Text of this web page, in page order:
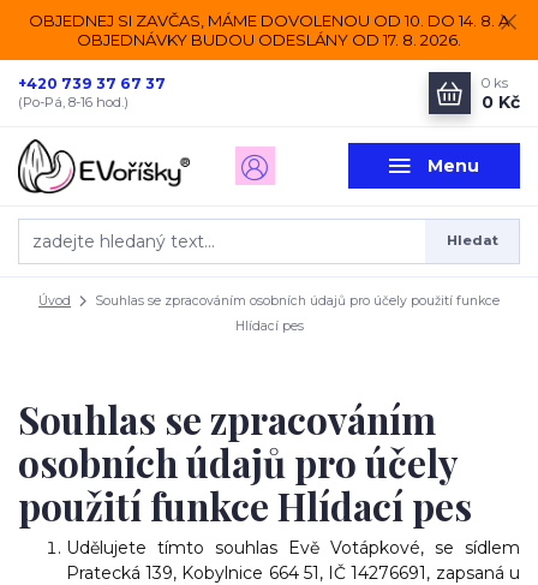
OBJEDNEJ SI ZAVČAS, MÁME DOVOLENOU OD 10. DO 14. 8. A
OBJEDNÁVKY BUDOU ODESLÁNY OD 17. 8. 2026.
Menu
Hledat
+420 739 37 67 37
(Po-Pá, 8-16 hod.)
0 ks
0 Kč
Úvod
Souhlas se zpracováním osobních údajů pro účely použití funkce
Hlídací pes
Souhlas se zpracováním
osobních údajů pro účely
použití funkce Hlídací pes
Udělujete tímto souhlas Evě Votápkové, se sídlem
Pratecká 139, Kobylnice 664 51, IČ 14276691, zapsaná u